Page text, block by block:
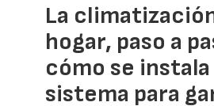
La
hogar, paso a
cómo se instala
sistema para